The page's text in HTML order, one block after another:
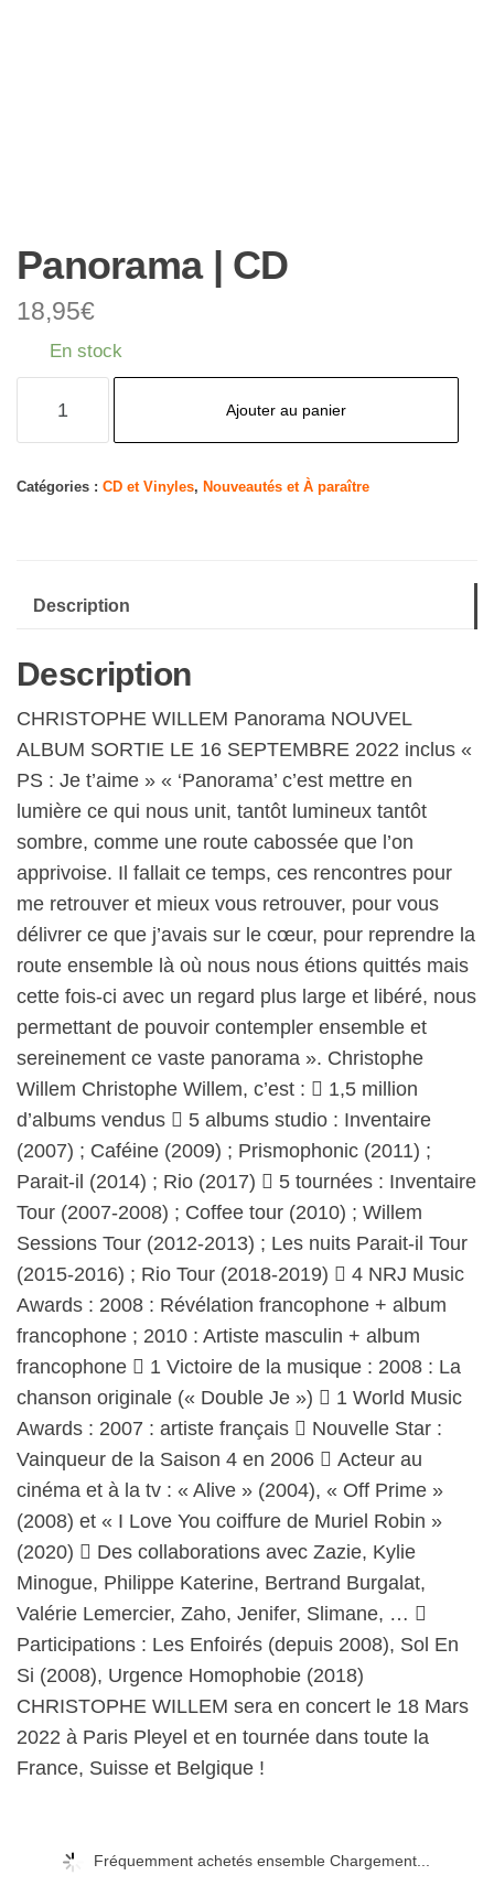
Panorama | CD
18,95€
En stock
|
Ajouter au panier
Catégories : CD et Vinyles, Nouveautés et À paraître
Description
Description
CHRISTOPHE WILLEM Panorama NOUVEL
ALBUM SORTIE LE 16 SEPTEMBRE 2022 inclus «
PS : Je t’aime » « ‘Panorama’ c’est mettre en
lumière ce qui nous unit, tantôt lumineux tantôt
sombre, comme une route cabossée que l’on
apprivoise. Il fallait ce temps, ces rencontres pour
me retrouver et mieux vous retrouver, pour vous
délivrer ce que j’avais sur le cœur, pour reprendre la
route ensemble là où nous nous étions quittés mais
cette fois-ci avec un regard plus large et libéré, nous
permettant de pouvoir contempler ensemble et
sereinement ce vaste panorama ». Christophe
Willem Christophe Willem, c’est :  1,5 million
d’albums vendus  5 albums studio : Inventaire
(2007) ; Caféine (2009) ; Prismophonic (2011) ;
Parait-il (2014) ; Rio (2017)  5 tournées : Inventaire
Tour (2007-2008) ; Coffee tour (2010) ; Willem
Sessions Tour (2012-2013) ; Les nuits Parait-il Tour
(2015-2016) ; Rio Tour (2018-2019)  4 NRJ Music
Awards : 2008 : Révélation francophone + album
francophone ; 2010 : Artiste masculin + album
francophone  1 Victoire de la musique : 2008 : La
chanson originale (« Double Je »)  1 World Music
Awards : 2007 : artiste français  Nouvelle Star :
Vainqueur de la Saison 4 en 2006  Acteur au
cinéma et à la tv : « Alive » (2004), « Off Prime »
(2008) et « I Love You coiffure de Muriel Robin »
(2020)  Des collaborations avec Zazie, Kylie
Minogue, Philippe Katerine, Bertrand Burgalat,
Valérie Lemercier, Zaho, Jenifer, Slimane, … 
Participations : Les Enfoirés (depuis 2008), Sol En
Si (2008), Urgence Homophobie (2018)
CHRISTOPHE WILLEM sera en concert le 18 Mars
2022 à Paris Pleyel et en tournée dans toute la
France, Suisse et Belgique !
Fréquemment achetés ensemble Chargement...